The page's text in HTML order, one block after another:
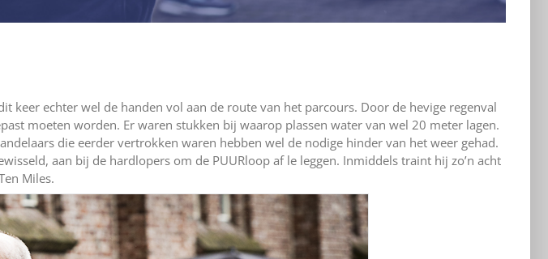
keer echter wel de handen vol aan de route van het parcours. Door de hevige regenval
moeten worden. Er waren stukken bij waarop plassen water van wel 20 meter lagen.
die eerder vertrokken waren hebben wel de nodige hinder van het weer gehad.
aan bij de hardlopers om de PUURloop af le leggen. Inmiddels traint hij zo’n acht
Miles.